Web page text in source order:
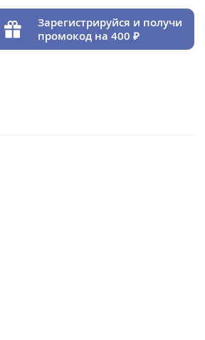
Зарегистрируйся и получи
промокод на 400